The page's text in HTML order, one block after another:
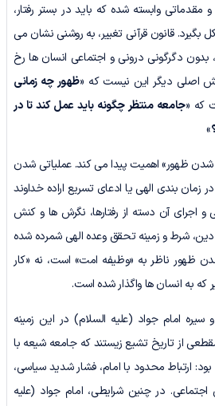
مقدماتی وابسته شده که باید در بستر رفتار،
قانون قرآنی تغییر، به روشنی نشان می
دگرگونی درونی و اجتماعی انسان ها رخ
اصلی دیگر این نیست که «ظهور چه زمانی
که «جامعه منتظر چگونه باید عمل کند تا در
»
شدن ظهور» اهمیت پیدا می کند. عملیاتی شدن
بندی الهی یا ادعای تسریع اراده خداوند
و اجرای آن دسته از رفتارها، نگرش ها و کنش
شرط و زمینه تحقق وعده الهی شمرده شده
ظهور ناظر به «وظیفه امت» است، نه «کار
که به انسان ها واگذار شده است.
امام جواد (علیه السلام) در این زمینه
از تاریخ تشیع زیستند که جامعه شیعه با
ارتباط محدود با امام، فشار شدید سیاسی،
اجتماعی. در چنین شرایطی، امام جواد (علیه